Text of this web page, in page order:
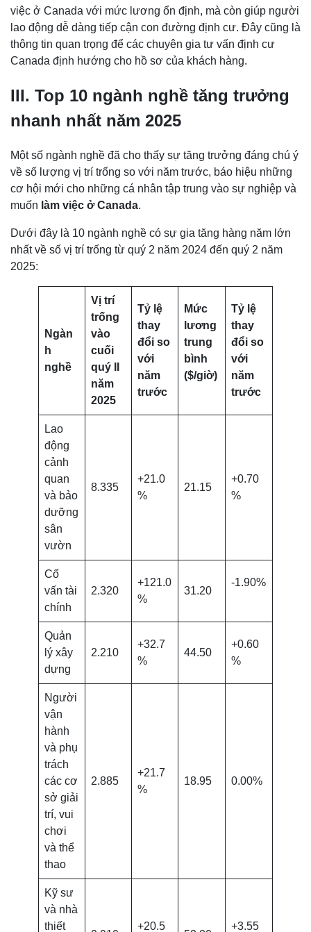
việc ở Canada với mức lương ổn định, mà còn giúp người
lao động dễ dàng tiếp cận con đường định cư. Đây cũng là
thông tin quan trọng để các chuyên gia tư vấn định cư
Canada định hướng cho hồ sơ của khách hàng.
III. Top 10 ngành nghề tăng trưởng
nhanh nhất năm 2025
Một số ngành nghề đã cho thấy sự tăng trưởng đáng chú ý
về số lượng vị trí trống so với năm trước, báo hiệu những
cơ hội mới cho những cá nhân tập trung vào sự nghiệp và
muốn làm việc ở Canada.
Dưới đây là 10 ngành nghề có sự gia tăng hàng năm lớn
nhất về số vị trí trống từ quý 2 năm 2024 đến quý 2 năm
2025:
Ngàn
h
nghề
Vị trí
trống
vào
cuối
quý II
năm
2025
Tỷ lệ
thay
đổi so
với
năm
trước
Mức
lương
trung
bình
($/giờ)
Tỷ lệ
thay
đổi so
với
năm
trước
Lao
động
cảnh
quan
và bảo
dưỡng
sân
vườn
8.335
+21.0
%
21.15
+0.70
%
Cố
vấn tài
chính
2.320
+121.0
%
31.20
-1.90%
Quản
lý xây
dựng
2.210
+32.7
%
44.50
+0.60
%
Người
vận
hành
và phụ
trách
các cơ
sở giải
trí, vui
chơi
và thể
thao
2.885
+21.7
%
18.95 0.00%
Kỹ sư
và nhà
thiết
+20.5
+3.55